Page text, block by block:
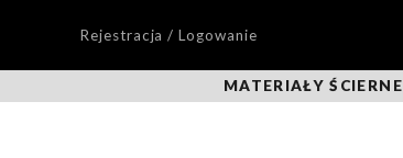
Rejestracja / Logowanie
MATERIAŁY ŚCIERNE